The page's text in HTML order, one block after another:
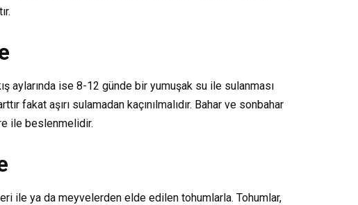
aylarında ise 8-12 günde bir yumuşak su ile sulanması
fakat aşırı sulamadan kaçınılmalıdır. Bahar ve sonbahar
ile beslenmelidir.
ile ya da meyvelerden elde edilen tohumlarla. Tohumlar,